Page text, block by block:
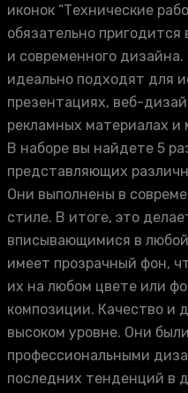
иконок “Технические
обязательно
и современного
идеально подходят для
презентациях, веб-
рекламных материалах и
В наборе вы найдете 5
представляющих
Они выполнены в
стиле. В итоге, это
вписывающимися в
имеет прозрачный фон,
их на любом цвете или
композиции. Качество и
высоком уровне. Они
профессиональными
последних тенденций в